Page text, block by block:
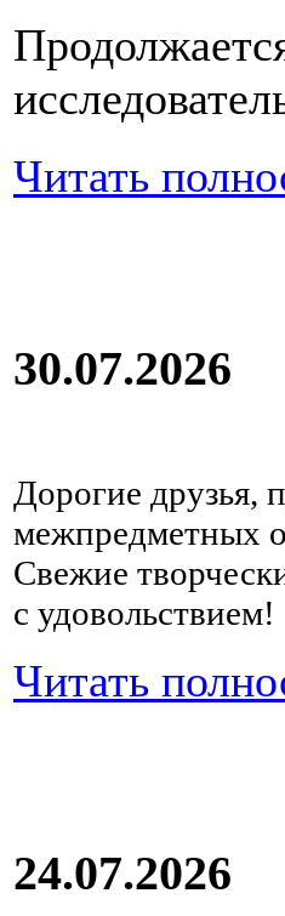
Читать
30.07.2026
Дорогие друзья,
межпредметных
Свежие
с удовольствием!
Читать
24.07.2026